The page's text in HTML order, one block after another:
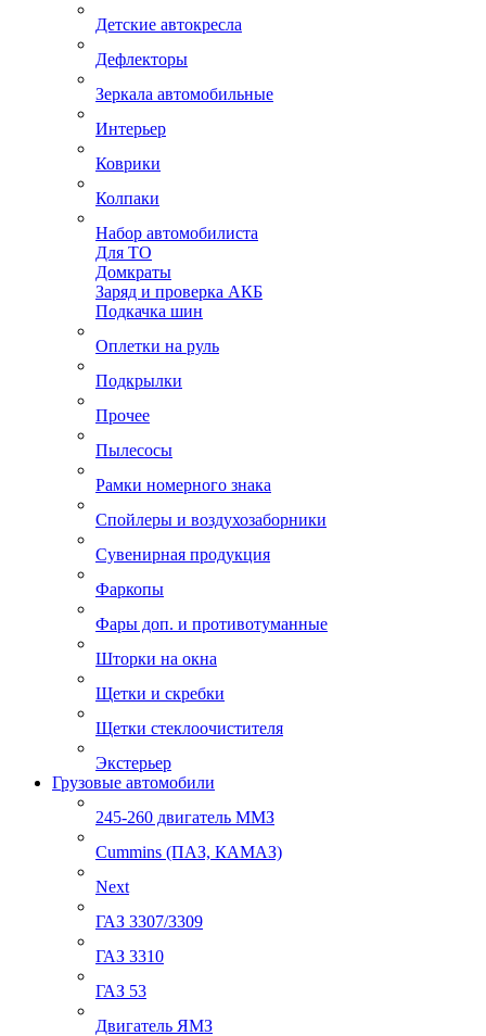
Детские автокресла
Дефлекторы
Зеркала автомобильные
Интерьер
Коврики
Колпаки
Набор автомобилиста
Для ТО
Домкраты
Заряд и проверка АКБ
Подкачка шин
Оплетки на руль
Подкрылки
Прочее
Пылесосы
Рамки номерного знака
Спойлеры и воздухозаборники
Сувенирная продукция
Фаркопы
Фары доп. и противотуманные
Шторки на окна
Щетки и скребки
Щетки стеклоочистителя
Экстерьер
Грузовые автомобили
245-260 двигатель ММЗ
Cummins (ПАЗ, КАМАЗ)
Next
ГАЗ 3307/3309
ГАЗ 3310
ГАЗ 53
Двигатель ЯМЗ